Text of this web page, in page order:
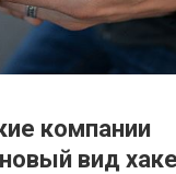
компании
вид